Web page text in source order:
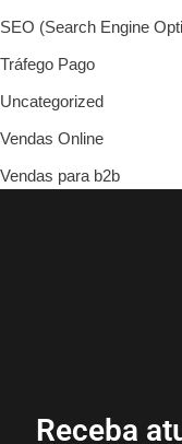
SEO (Search Engine
Tráfego Pago
Uncategorized
Vendas Online
Vendas para b2b
Receba